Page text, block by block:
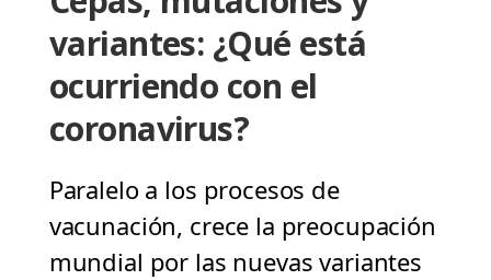
variantes: ¿Qué está
ocurriendo con el
coronavirus?
Paralelo a los procesos de
vacunación, crece la preocupación
mundial por las nuevas variantes